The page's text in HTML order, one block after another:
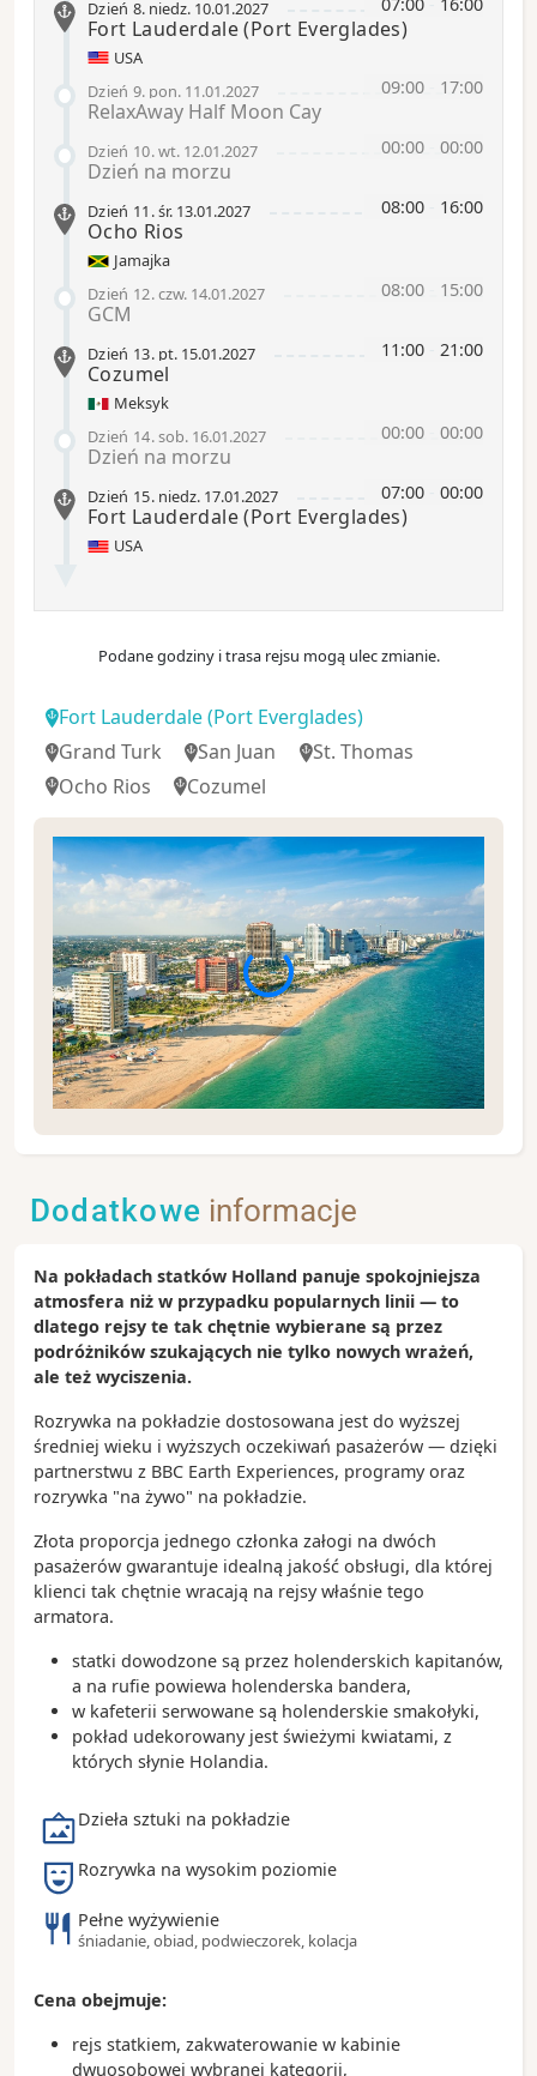
07:00 16:00
Dzień 8. niedz. 10.01.2027
Fort Lauderdale(Port Everglades)
USA
09:00 17:00
Dzień 9. pon. 11.01.2027
RelaxAway Half Moon Cay
00:00 00:00
Dzień 10.wt.12.01.2027
Dzień na morzu
08:00 16:00
Dzień 11 .śr.13.01.2027
Ocho Rios
Jamajka
08:00 15:00
Dzień 12.czw.14.01.2027
GCM
11:00 21:00
Dzień 13. pt.15.01.2027
Cozumel
Meksyk
00:00 00:00
Dzień 14.sob.16.01.2027
Dzień na morzu
07:00 00:00
Dzień 15. niedz.17.01.2027
Fort Lauderdale(Port Everglades)
USA
Podane godziny i trasa rejsu mogą ulec zmianie.
Fort Lauderdale(Port Everglades)
Grand Turk
San Juan
St. Thomas
Ocho Rios
Cozumel
Fort Lauderdale słynie z sieci malowniczych kanałów
„Wenecją Ameryki” dzięki licznym drogom wodnym
kanałach, odpocząć nad oceanem lub odwiedzić
pobliskie Miami i Park Narodowy Everglades.
Zobacz koniecznie:
Fort Lauderdale Beach – szeroka, piaszczysta
plaża z nadmorską promenadą i licznymi
restauracjami
Las Olas Boulevard – reprezentacyjna ulica miasta
pełna sklepów, galerii i kawiarni
Rejs po kanałach Fort Lauderdale – doskonały
sposób na podziwianie luksusowych rezydencji
Park Narodowy Everglades – wyjątkowy obszar
bagienny zamieszkiwany przez aligatory, manaty i
wiele gatunków ptaków
Ciekawostki:
Fort Lauderdale posiada ponad 480 kilometrów
śródlądowych dróg wodnych, dlatego często
nazywane jest „Wenecją Ameryki”
Port Everglades należy do największych i
najbardziej ruchliwych portów wycieczkowych na
Miasto jest jednym z najważniejszych ośrodków
żeglarskich i jachtowych w Stanach Zjednoczonych
Dodatkowe informacje
Na pokładach statków Holland panuje spokojniejsza
atmosfera niż w przypadku popularnych linii — to
dlatego rejsy te tak chętnie wybierane są przez
podróżników szukających nie tylko nowych wrażeń,
ale też wyciszenia.
Rozrywka na pokładzie dostosowana jest do wyższej
średniej wieku i wyższych oczekiwań pasażerów — dzięki
partnerstwu z BBC Earth Experiences, programy oraz
rozrywka "na żywo" na pokładzie.
Złota proporcja jednego członka załogi na dwóch
pasażerów gwarantuje idealną jakość obsługi, dla której
klienci tak chętnie wracają na rejsy właśnie tego
armatora.
statki dowodzone są przez holenderskich kapitanów,
a na rufie powiewa holenderska bandera,
w kafeterii serwowane są holenderskie smakołyki,
pokład udekorowany jest świeżymi kwiatami, z
których słynie Holandia.
Dzieła sztuki na pokładzie
Rozrywka na wysokim poziomie
Pełne wyżywienie
śniadanie, obiad, podwieczorek, kolacja
Cena obejmuje:
rejs statkiem, zakwaterowanie w kabinie
dwuosobowej wybranej kategorii,